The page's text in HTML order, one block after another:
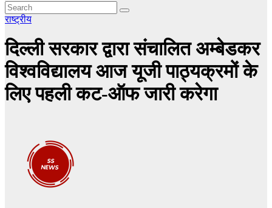
राष्ट्रीय
दिल्ली सरकार द्वारा संचालित अम्बेडकर
विश्वविद्यालय आज यूजी पाठ्यक्रमों के
लिए पहली कट-ऑफ जारी करेगा